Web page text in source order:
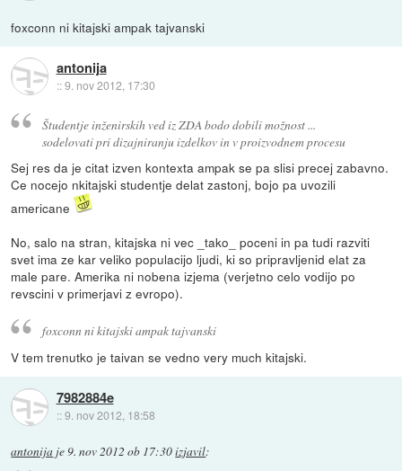
foxconn ni kitajski ampak tajvanski
antonija
::9. nov 2012, 17:30
Študentje inženirskih ved iz ZDA bodo dobili možnost ...
sodelovati pri dizajniranju izdelkov in v proizvodnem procesu
Sej res da je citat izven kontexta ampak se pa slisi precej zabavno.
Ce nocejo nkitajski studentje delat zastonj, bojo pa uvozili
americane
No, salo na stran, kitajska ni vec _tako_ poceni in pa tudi razviti
svet ima ze kar veliko populacijo ljudi, ki so pripravljenid elat za
male pare. Amerika ni nobena izjema (verjetno celo vodijo po
revscini v primerjavi z evropo).
foxconn ni kitajski ampak tajvanski
V tem trenutko je taivan se vedno very much kitajski.
7982884e
::9. nov 2012, 18:58
antonija je9. nov 2012 ob 17:30izjavil: